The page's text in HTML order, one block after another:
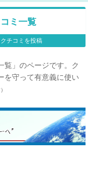
ミ一覧
クチコミを投稿
覧」のページです。ク
を守って有意義に使い